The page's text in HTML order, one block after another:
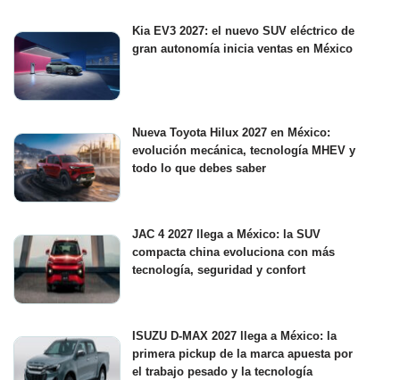
Kia EV3 2027: el nuevo SUV eléctrico de
gran autonomía inicia ventas en México
Nueva Toyota Hilux 2027 en México:
evolución mecánica, tecnología MHEV y
todo lo que debes saber
JAC 4 2027 llega a México: la SUV
compacta china evoluciona con más
tecnología, seguridad y confort
ISUZU D-MAX 2027 llega a México: la
primera pickup de la marca apuesta por
el trabajo pesado y la tecnología